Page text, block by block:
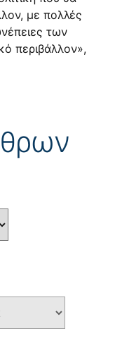
με πολλές
των
περιβάλλον»,